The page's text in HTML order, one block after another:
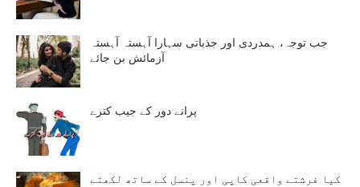
جب توجہ، ہمدردی اور جذباتی سہارا آہستہ آہستہ
آزمائش بن جائے
پرانے دور کے جیب کترے
کیا فرشتے واقعی کاپی اور پنسل کے ساتھ لکھتے